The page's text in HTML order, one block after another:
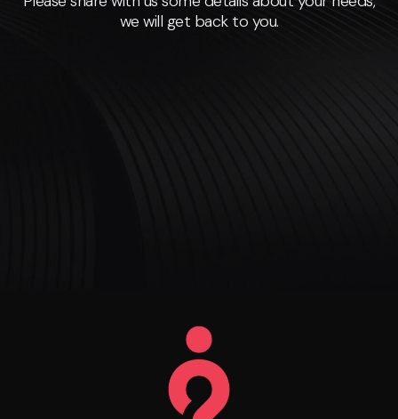
we will get back to you.